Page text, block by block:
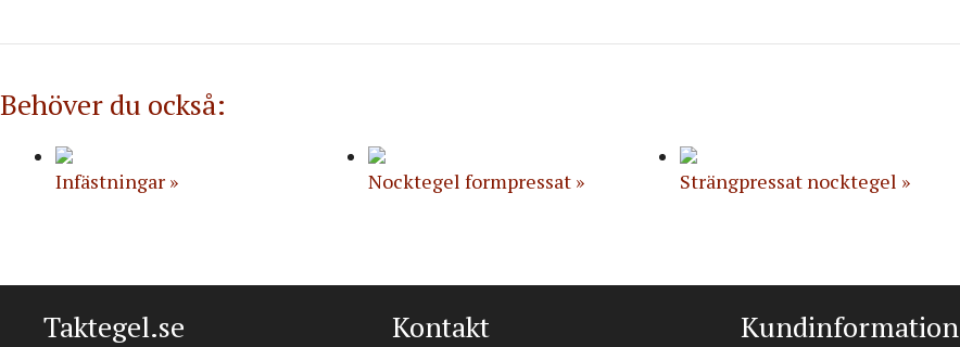
Behöver du också:
Infästningar Nocktegel formpressat Strängpressat nocktegel
Taktegel.se Kontakt Kundinformation